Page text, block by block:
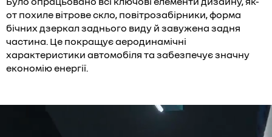
от похиле вітрове скло, повітрозабірники, форма
бічних дзеркал заднього виду й завужена задня
частина. Це покращує аеродинамічні
характеристики автомобіля та забезпечує значну
економію енергії.